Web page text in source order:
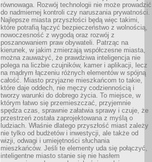
równowaga. Rozwój technologii nie może prowadzić
do nadmiernej kontroli czy naruszania prywatności.
Najlepsze miasta przyszłości będą więc takimi,
które potrafią łączyć bezpieczeństwo z wolnością,
nowoczesność z wygodą oraz rozwój z
poszanowaniem praw obywateli. Patrząc na
kierunek, w jakim zmierzają współczesne miasta,
można zauważyć, że prawdziwa inteligencja nie
polega na liczbie czujników, kamer i aplikacji, lecz
na mądrym łączeniu różnych elementów w spójną
całość. Miasto przyjazne mieszkańcom to takie,
które daje oddech, nie męczy codziennością i
tworzy warunki do dobrego życia. To miejsce, w
którym łatwo się przemieszczać, przyjemnie
spędza czas, sprawnie załatwia sprawy i czuje, że
przestrzeń została zaprojektowana z myślą o
ludziach. Właśnie dlatego przyszłość miast zależy
nie tylko od budżetów i inwestycji, ale także od
wizji, odwagi i umiejętności słuchania
mieszkańców. Jeśli te elementy uda się połączyć,
inteligentne miasto stanie się nie hasłem